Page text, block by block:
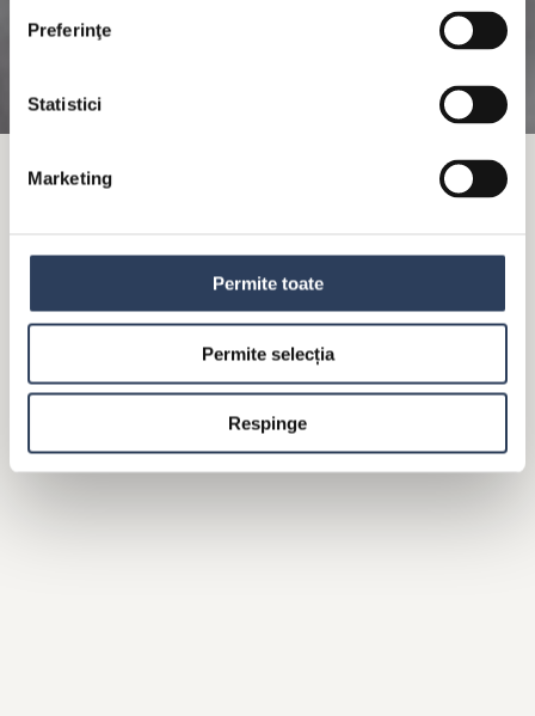
Preferinţe
Statistici
Marketing
Permite toate
Permite selecția
Respinge
FILE DE PEȘTE ÎN SOS DE SMÂNTÂNĂ CU